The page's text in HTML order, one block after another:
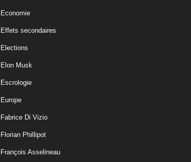
Economie
Effets secondaires
Elections
Elon Musk
Escrologie
Europe
Fabrice Di Vizio
Florian Phillipot
François Asselineau